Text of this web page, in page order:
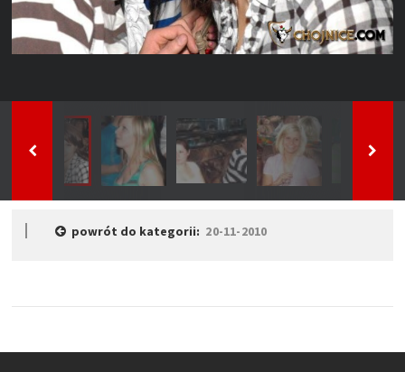
powrót do kategorii: 20-11-2010